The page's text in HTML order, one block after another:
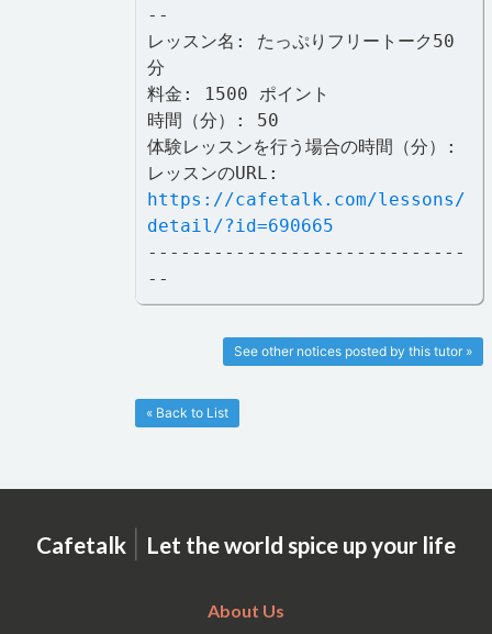
--
レッスン名: たっぷりフリートーク50
分
料金: 1500 ポイント
時間（分）: 50
体験レッスンを行う場合の時間（分）:
レッスンのURL:
https://cafetalk.com/lessons/
detail/?id=690665
-----------------------------
--
See other notices posted by this tutor »
« Back to List
Cafetalk | Let the world spice up your life
About Us